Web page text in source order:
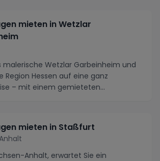
mieten in Wetzlar
malerische Wetzlar Garbeinheim und
Region Hessen auf eine ganz
– mit einem gemieteten
mieten in Staßfurt
Anhalt, erwartet Sie ein